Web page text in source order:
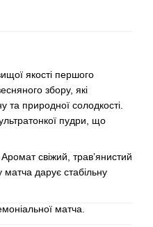
якості першого
збору, які
природної солодкості.
пудри, що
свіжий, трав’янистий
дарує стабільну
матча.